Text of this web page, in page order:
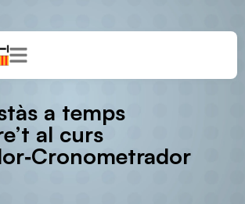
a temps
al curs